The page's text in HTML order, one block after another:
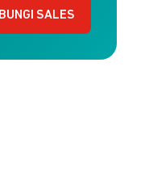
SALES